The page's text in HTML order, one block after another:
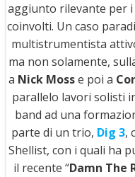
aggiunto rilevante per
coinvolti. Un caso
multistrumentista
ma non solamente,
a Nick Mosse poi a
parallelo lavori solisti
band ad una
parte di un trio, Dig 3,
Shellist, con i quali ha
il recente “Damn The